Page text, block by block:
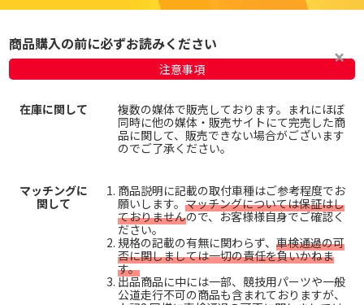
商品購入の前に必ずお読みください
注意事項
在庫に関して
複数の媒体で販売しております。まれにほぼ
同時に他の媒体・販売サイトにて完売した商
品に関して、販売できない場合がございます
のでご了承ください。
マッチングに
関して
商品説明に記載の取付車種はご参考程度でお
願いします。 マッチングについては保証はし
ておりませんので、お客様様自身でご確認く
ださい。
規格の記載の有無に関わらず、 車検通過の可
否に関しましては一切の責任を負いかねま
す。
出品商品に中には一部、競技用パーツや一般
公道走行不可の商品も含まれておりますが、